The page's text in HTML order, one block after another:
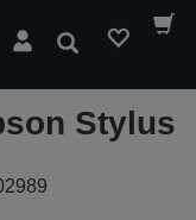
Suchen
Stylus